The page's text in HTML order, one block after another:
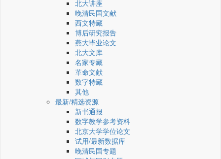
北大讲座
晚清民国文献
西文特藏
博后研究报告
燕大毕业论文
北大文库
名家专藏
革命文献
数字特藏
其他
最新/精选资源
新书通报
数字教学参考资料
北京大学学位论文
试用/最新数据库
晚清民国专题